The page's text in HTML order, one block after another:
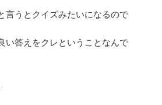
言うとクイズみたいになるので
い答えをクレということなんで